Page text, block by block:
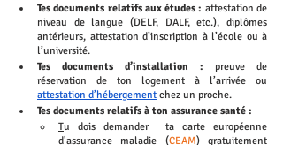
Tes documents relatifs aux études : attestation de
niveau de langue (DELF, DALF, etc.), diplômes
antérieurs, attestation d’inscription à l’école ou à
l’université.
Tes documents d’installation : preuve de
attestation d’hébergement chez un proche.
Tes documents relatifs à ton assurance santé :
Tu dois demander  ta carte européenne
d'assurance maladie (CEAM) gratuitement